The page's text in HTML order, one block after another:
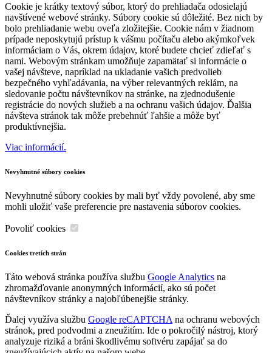
Cookie je krátky textový súbor, ktorý do prehliadača odosielajú
navštívené webové stránky. Súbory cookie sú dôležité. Bez nich by
bolo prehliadanie webu oveľa zložitejšie. Cookie nám v žiadnom
prípade neposkytujú prístup k vášmu počítaču alebo akýmkoľvek
informáciam o Vás, okrem údajov, ktoré budete chcieť zdieľať s
nami. Webovým stránkam umožňuje zapamätať si informácie o
vašej návšteve, napríklad na ukladanie vašich predvolieb
bezpečného vyhľadávania, na výber relevantných reklám, na
sledovanie počtu návštevníkov na stránke, na zjednodušenie
registrácie do nových služieb a na ochranu vašich údajov. Ďalšia
návšteva stránok tak môže prebehnúť ľahšie a môže byť
produktívnejšia.
Viac informácií.
Nevyhnutné súbory cookies
Nevyhnutné súbory cookies by mali byť vždy povolené, aby sme
mohli uložiť vaše preferencie pre nastavenia súborov cookies.
Povoliť cookies
Cookies tretích strán
Táto webová stránka používa službu Google Analytics na
zhromažďovanie anonymných informácií, ako sú počet
návštevníkov stránky a najobľúbenejšie stránky.
Ďalej využíva službu Google reCAPTCHA na ochranu webových
stránok, pred podvodmi a zneužitím. Ide o pokročilý nástroj, ktorý
analyzuje riziká a bráni škodlivému softvéru zapájať sa do